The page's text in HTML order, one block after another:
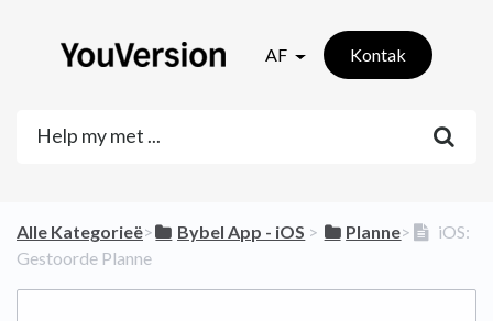
AF Kontak
Alle Kategorieë​>​ ​Bybel App - iOS ​ > ​ ​Planne​>​
iOS:
Gestoorde Planne